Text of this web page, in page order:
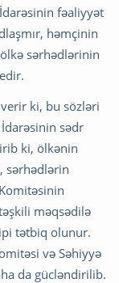
fəaliyyət
həmçinin
sərhədlərinin
ki, bu sözləri
sədr
ki, ölkənin
sərhədlərin
məqsədilə
tətbiq olunur.
və Səhiyyə
da gücləndirilib.